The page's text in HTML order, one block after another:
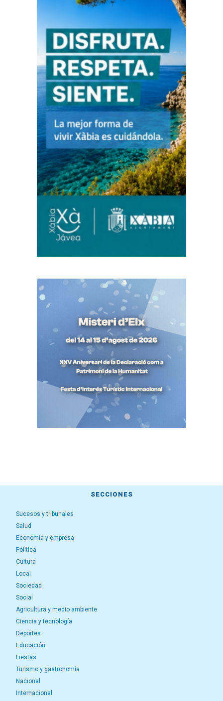
SECCIONES
Sucesos y tribunales
Salud
Economía y empresa
Política
Cultura
Local
Sociedad
Social
Agricultura y medio ambiente
Ciencia y tecnología
Deportes
Educación
Fiestas
Turismo y gastronomía
Nacional
Internacional